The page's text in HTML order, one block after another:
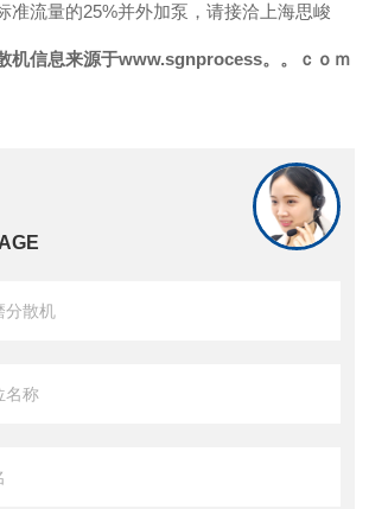
准流量的25%并外加泵，请接洽上海思峻
机信息来源于www.sgnprocess。。ｃｏｍ